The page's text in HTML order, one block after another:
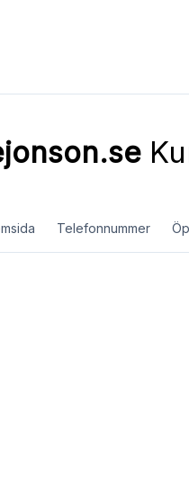
Telefonnummer